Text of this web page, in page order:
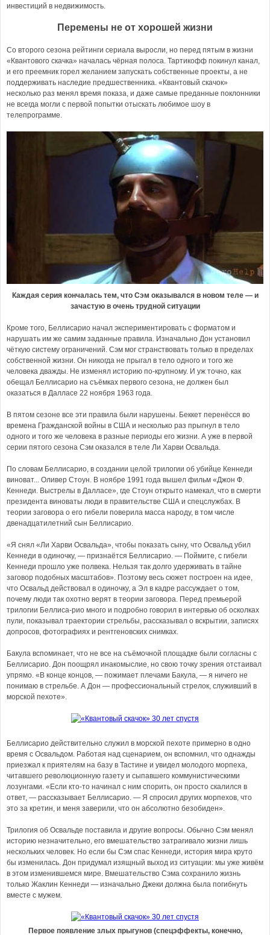
инвестиций в недвижимость.
Перемены не от хорошей жизни
Со второго сезона рейтинги сериала выросли, но перед пятым в жизни
«Квантового скачка» началась чёрная полоса. Тартикофф покинул канал,
и его преемник горел желанием запускать собственные проекты, а не
поддерживать наследие предшественника. «Квантовый скачок»
несколько раз менял время показа, и даже самые преданные поклонники
не всегда могли с первой попытки отыскать любимое шоу в
телепрограмме.
Каждая серия кончалась тем, что Сэм оказывался в новом теле — и
зачастую в очень трудной ситуации
Кроме того, Беллисарио начал экспериментировать с форматом и
нарушать им же самим заданные правила. Изначально Дон установил
чёткую систему ограничений. Сэм мог странствовать только в пределах
собственной жизни. Он никогда не прыгал в тело одного и того же
человека дважды. Не изменял историю по-крупному. И уж точно, как
обещал Беллисарио на съёмках первого сезона, не должен был
оказаться в Далласе 22 ноября 1963 года.
В пятом сезоне все эти правила были нарушены. Беккет перенёсся во
времена Гражданской войны в США и несколько раз прыгнул в тело
одного и того же человека в разные периоды его жизни. А уже в первой
серии пятого сезона Сэм оказался в теле Ли Харви Освальда.
По словам Беллисарио, в создании целой трилогии об убийце Кеннеди
виноват... Оливер Стоун. В ноябре 1991 года вышел фильм «Джон Ф.
Кеннеди. Выстрелы в Далласе», где Стоун открыто намекал, что в смерти
президента виноваты люди в правительстве США и спецслужбах. В
теории заговора о его гибели поверила масса народу, в том числе
двенадцатилетний сын Беллисарио.
«Я снял «Ли Харви Освальда», чтобы показать сыну, что Освальд убил
Кеннеди в одиночку, — признаётся Беллисарио. — Поймите, с гибели
Кеннеди прошло уже полвека. Нельзя так долго удерживать в тайне
заговор подобных масштабов». Поэтому весь сюжет построен на идее,
что Освальд действовал в одиночку, а Эл в кадре рассуждает о том,
почему люди так охотно верят в теории заговора. Перед премьерой
трилогии Беллиса-рио много и подробно говорил в интервью об осколках
пули, показывал траектории стрельбы, рассказывал о вскрытии, записях
допросов, фотографиях и рентгеновских снимках.
Бакула вспоминает, что не все на съёмочной площадке были согласны с
Беллисарио. Дон поощрял инакомыслие, но свою точку зрения отстаивал
упрямо. «В конце концов, — пожимает плечами Бакула, — я ничего не
понимаю в стрельбе. А Дон — профессиональный стрелок, служивший в
морской пехоте».
Беллисарио действительно служил в морской пехоте примерно в одно
время с Освальдом. Работая над сценарием, он вспомнил, что однажды
приезжал к приятелям на базу в Тастине и увидел молодого морпеха,
читавшего революционную газету и сыпавшего коммунистическими
лозунгами. «Если кто-то начинал с ним спорить, он просто скалился в
ответ, — рассказывает Беллисарио. — Я спросил других морпехов, что
это за кретин, и меня заверили, что он абсолютно безобиден».
Трилогия об Освальде поставила и другие вопросы. Обычно Сэм менял
историю незначительно, его вмешательство затрагивало жизни лишь
нескольких человек. Но если бы Сэм спас Кеннеди, история мира круто
бы изменилась. Дон придумал изящный выход из ситуации: мы уже живём
в этом изменившемся мире. Вмешательство Сэма сохранило жизнь
только Жаклин Кеннеди — изначально Джеки должна была погибнуть
вместе с мужем.
Первое появление злых прыгунов (спецэффекты, конечно,